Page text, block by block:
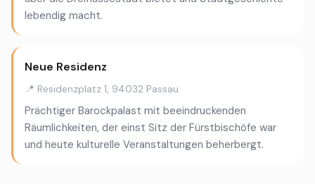
lebendig macht.
Neue Residenz
📍 Residenzplatz 1, 94032 Passau
Prächtiger Barockpalast mit beeindruckenden
Räumlichkeiten, der einst Sitz der Fürstbischöfe war
und heute kulturelle Veranstaltungen beherbergt.